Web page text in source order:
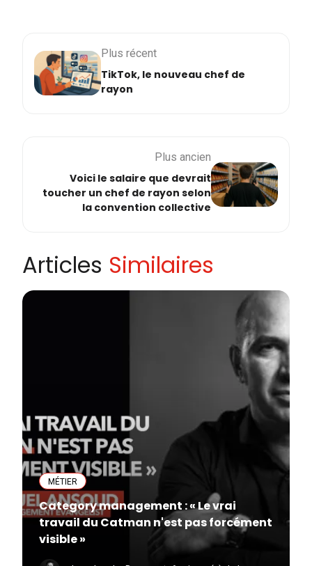
Plus récent
TikTok, le nouveau chef de
rayon
Plus ancien
Voici le salaire que devrait
toucher un chef de rayon selon
la convention collective
Articles Similaires
MÉTIER
Category management : « Le vrai
travail du Catman n'est pas forcément
visible »